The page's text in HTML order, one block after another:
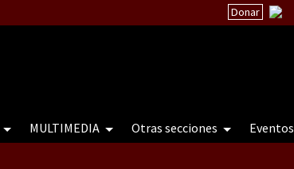
Donar
MULTIMEDIA Otras secciones Eventos